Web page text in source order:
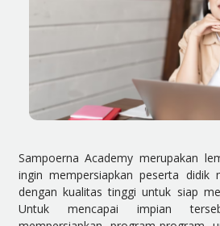
Sampoerna Academy merupakan
ingin mempersiapkan peserta didik
dengan kualitas tinggi untuk siap
Untuk mencapai impian